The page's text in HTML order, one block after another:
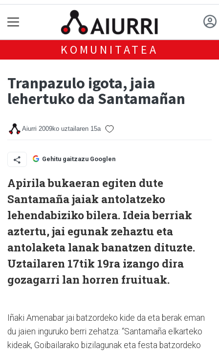
KOMUNITATEA
Tranpazulo igota, jaia
lehertuko da Santamañan
Aiurri 2009ko uztailaren 15a
Gehitu gaitzazu Googlen
Apirila bukaeran egiten dute
Santamaña jaiak antolatzeko
lehendabiziko bilera. Ideia berriak
aztertu, jai egunak zehaztu eta
antolaketa lanak banatzen dituzte.
Uztailaren 17tik 19ra izango dira
gozagarri lan horren fruituak.
Iñaki Amenabar jai batzordeko kide da eta berak eman
du jaien inguruko berri zehatza: “Santamaña elkarteko
kideak, Goibailarako bizilagunak eta festa batzordeko